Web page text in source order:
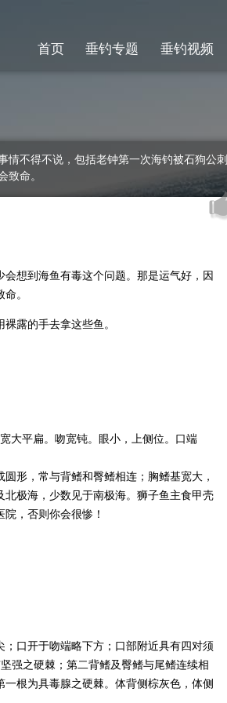
首页 垂钓专题 垂钓视频
不得不说，包括老钟第一次海钓被石狗公
命。
会想到海鱼有毒这个问题。那是运气好，因
。
露的手去拿这些鱼。
平扁。吻宽钝。眼小，上侧位。口端
形，常与背鳍和臀鳍相连；胸鳍基宽大，
极海，少数见于南极海。狮子鱼主食甲壳
，否则你会很惨！
口开于吻端略下方；口部附近具有四对须
强之硬棘；第二背鳍及臀鳍与尾鳍连续相
根为具毒腺之硬棘。体背侧棕灰色，体侧